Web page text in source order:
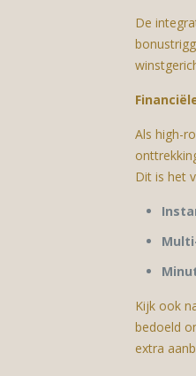
De
Als high-
Dit is het
Kijk ook
bedoeld
extra